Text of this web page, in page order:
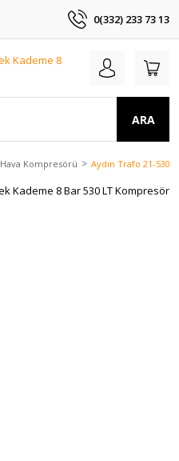
0(332) 233 73 13
ARA
Hava Kompresörü Aydın Trafo 21-530